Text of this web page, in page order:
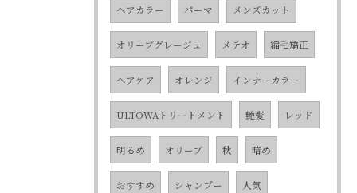
ヘアカラー パーマ メンズカット
オリーブグレージュ メテオ 縮毛矯正
ヘアケア オレンジ インナーカラー
ULTOWAトリートメント 艶髪 レッド
明るめ オリーブ 秋 暗め
おすすめ シャンプー 人気